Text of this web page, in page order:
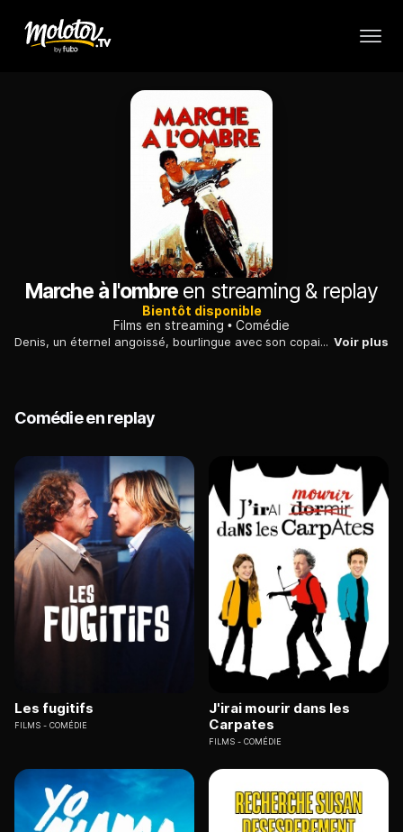
Marche à l'ombre en streaming & replay
Bientôt disponible
Films en streaming
Comédie
Denis, un éternel angoissé, bourlingue avec son copain François, un guitariste bellâtre. De retour de Grèce, tous deux se rendent à Paris, où un ami doit les loger. Voir plus
Comédie en replay
Les fugitifs
FILMS COMÉDIE
J'irai mourir dans les
Carpates
FILMS COMÉDIE